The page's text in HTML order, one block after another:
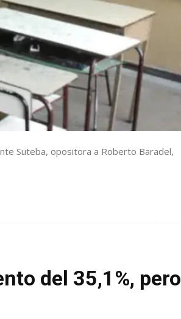
Suteba, opositora a Roberto Baradel,
del 35,1%, pero